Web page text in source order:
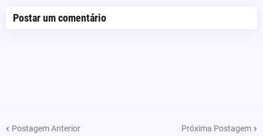
Postar um comentário
Postagem Anterior Próxima Postagem